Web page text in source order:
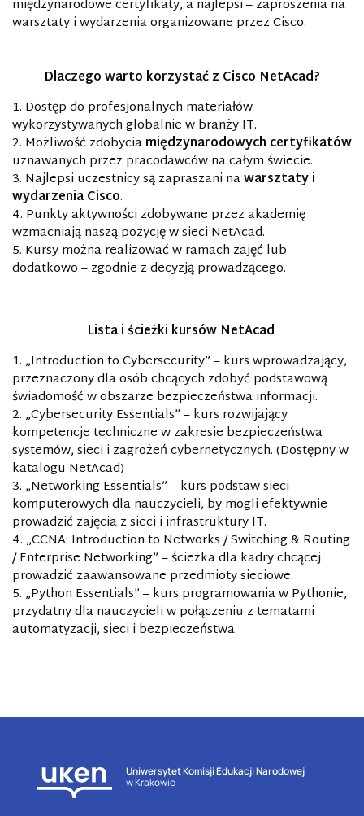
międzynarodowe certyfikaty, a najlepsi – zaproszenia na
warsztaty i wydarzenia organizowane przez Cisco.
Dlaczego warto korzystać z Cisco NetAcad?
Dostęp do profesjonalnych materiałów
wykorzystywanych globalnie w branży IT.
Możliwość zdobyciamiędzynarodowych certyfikatów
uznawanych przez pracodawców na całym świecie.
Najlepsi uczestnicy są zapraszani nawarsztaty i
wydarzenia Cisco.
Punkty aktywności zdobywane przez akademię
wzmacniają naszą pozycję w sieci NetAcad.
Kursy można realizować w ramach zajęć lub
dodatkowo – zgodnie z decyzją prowadzącego.
Lista i ścieżki kursów NetAcad
„Introduction to Cybersecurity” – kurs wprowadzający,
przeznaczony dla osób chcących zdobyć podstawową
świadomość w obszarze bezpieczeństwa informacji.
„Cybersecurity Essentials” – kurs rozwijający
kompetencje techniczne w zakresie bezpieczeństwa
systemów, sieci i zagrożeń cybernetycznych. (Dostępny w
katalogu NetAcad)
„Networking Essentials” – kurs podstaw sieci
komputerowych dla nauczycieli, by mogli efektywnie
prowadzić zajęcia z sieci i infrastruktury IT.
„CCNA: Introduction to Networks / Switching & Routing
/ Enterprise Networking” – ścieżka dla kadry chcącej
prowadzić zaawansowane przedmioty sieciowe.
„Python Essentials” – kurs programowania w Pythonie,
przydatny dla nauczycieli w połączeniu z tematami
automatyzacji, sieci i bezpieczeństwa.
Uniwersytet Komisji Edukacji Narodowej
w Krakowie